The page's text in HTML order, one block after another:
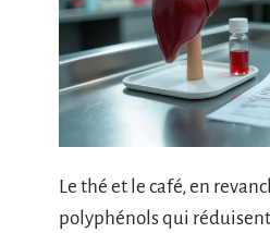
Le thé et le café, en
polyphénols qui